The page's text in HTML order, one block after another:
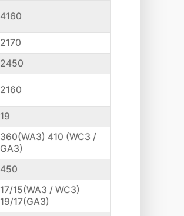
4160
2170
2450
2160
19
360(WA3) 410 (WC3 /
GA3)
450
17/15(WA3 / WC3)
19/17(GA3)